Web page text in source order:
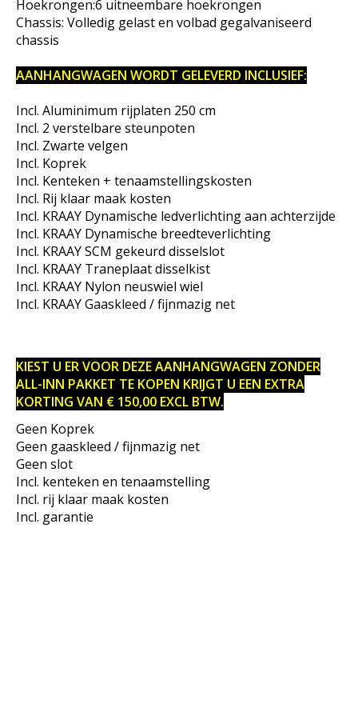
Hoekrongen:6 uitneembare hoekrongen
Chassis: Volledig gelast en volbad gegalvaniseerd
chassis
AANHANGWAGEN WORDT GELEVERD INCLUSIEF:
Incl. Aluminimum rijplaten 250 cm
Incl. 2 verstelbare steunpoten
Incl. Zwarte velgen
Incl. Koprek
Incl. Kenteken + tenaamstellingskosten
Incl. Rij klaar maak kosten
Incl. KRAAY Dynamische ledverlichting aan achterzijde
Incl. KRAAY Dynamische breedteverlichting
Incl. KRAAY SCM gekeurd disselslot
Incl. KRAAY Traneplaat disselkist
Incl. KRAAY Nylon neuswiel wiel
Incl. KRAAY Gaaskleed / fijnmazig net
KIEST U ER VOOR DEZE AANHANGWAGEN ZONDER
ALL-INN PAKKET TE KOPEN KRIJGT U EEN EXTRA
KORTING VAN € 150,00 EXCL BTW.
Geen Koprek
Geen gaaskleed / fijnmazig net
Geen slot
Incl. kenteken en tenaamstelling
Incl. rij klaar maak kosten
Incl. garantie